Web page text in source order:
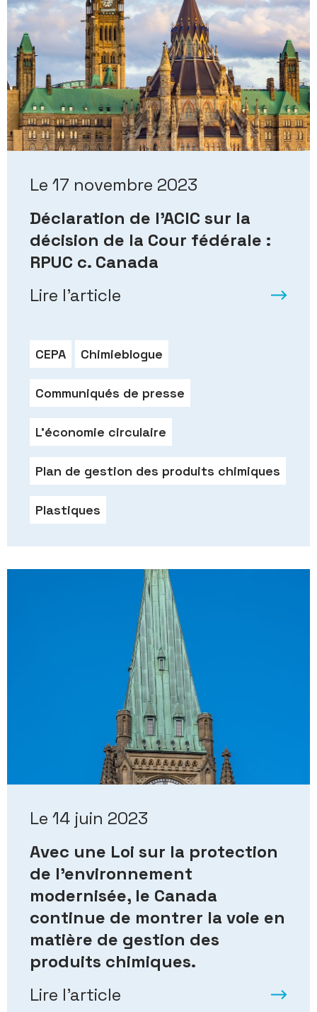
Le 17 novembre 2023
Déclaration de l’ACIC sur la
décision de la Cour fédérale :
RPUC c. Canada
Lire l’article
CEPA Chimieblogue
Communiqués de presse
L’économie circulaire
Plan de gestion des produits chimiques
Plastiques
Le 14 juin 2023
Avec une Loi sur la protection
de l’environnement
modernisée, le Canada
continue de montrer la voie en
matière de gestion des
produits chimiques.
Lire l’article